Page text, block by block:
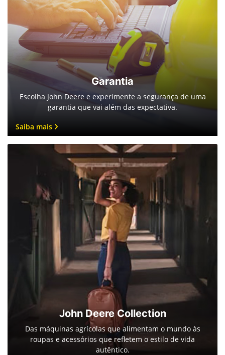
Garantia
Escolha John Deere e experimente a segurança de uma
garantia que vai além das expectativa.
Saiba mais
John Deere Collection
Das máquinas agrícolas que alimentam o mundo às
roupas e acessórios que refletem o estilo de vida
autêntico.